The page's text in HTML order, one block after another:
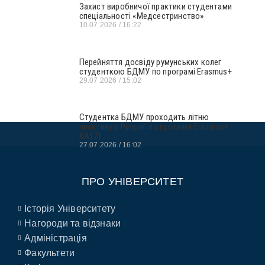
Захист виробничої практики студентами
спеціальності «Медсестринство»
10.07.2026 16:22
Перейняття досвіду румунських колег
студенткою БДМУ по програмі Erasmus+
29.07.2026 15:02
Студентка БДМУ проходить літню
практику в Румунії по програмі Erasmus+
KA171
27.07.2026 16:02
ПРО УНІВЕРСИТЕТ
Історія Університету
Нагороди та відзнаки
Адміністрація
Факультети